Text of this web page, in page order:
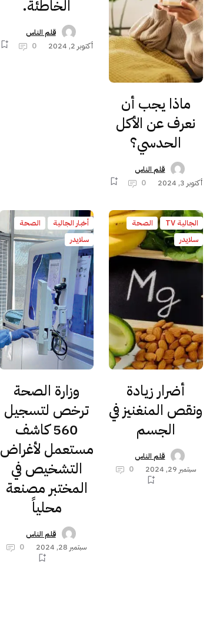
ماذا يجب أن
نعرف عن الأكل
الحدسي؟
قلم الناس
أكتوبر 3, 2024
0
الخاطئة.
قلم الناس
أكتوبر 2, 2024
0
الجالية TV
الصحة
سلايدر
أضرار زيادة
ونقص المنغنيز في
الجسم
قلم الناس
سبتمبر 29, 2024
0
أخبار الجالية
الصحة
سلايدر
وزارة الصحة
ترخص لتسجيل
560 كاشف
مستعمل لأغراض
التشخيص في
المختبر مصنعة
محلياً
قلم الناس
سبتمبر 28, 2024
0